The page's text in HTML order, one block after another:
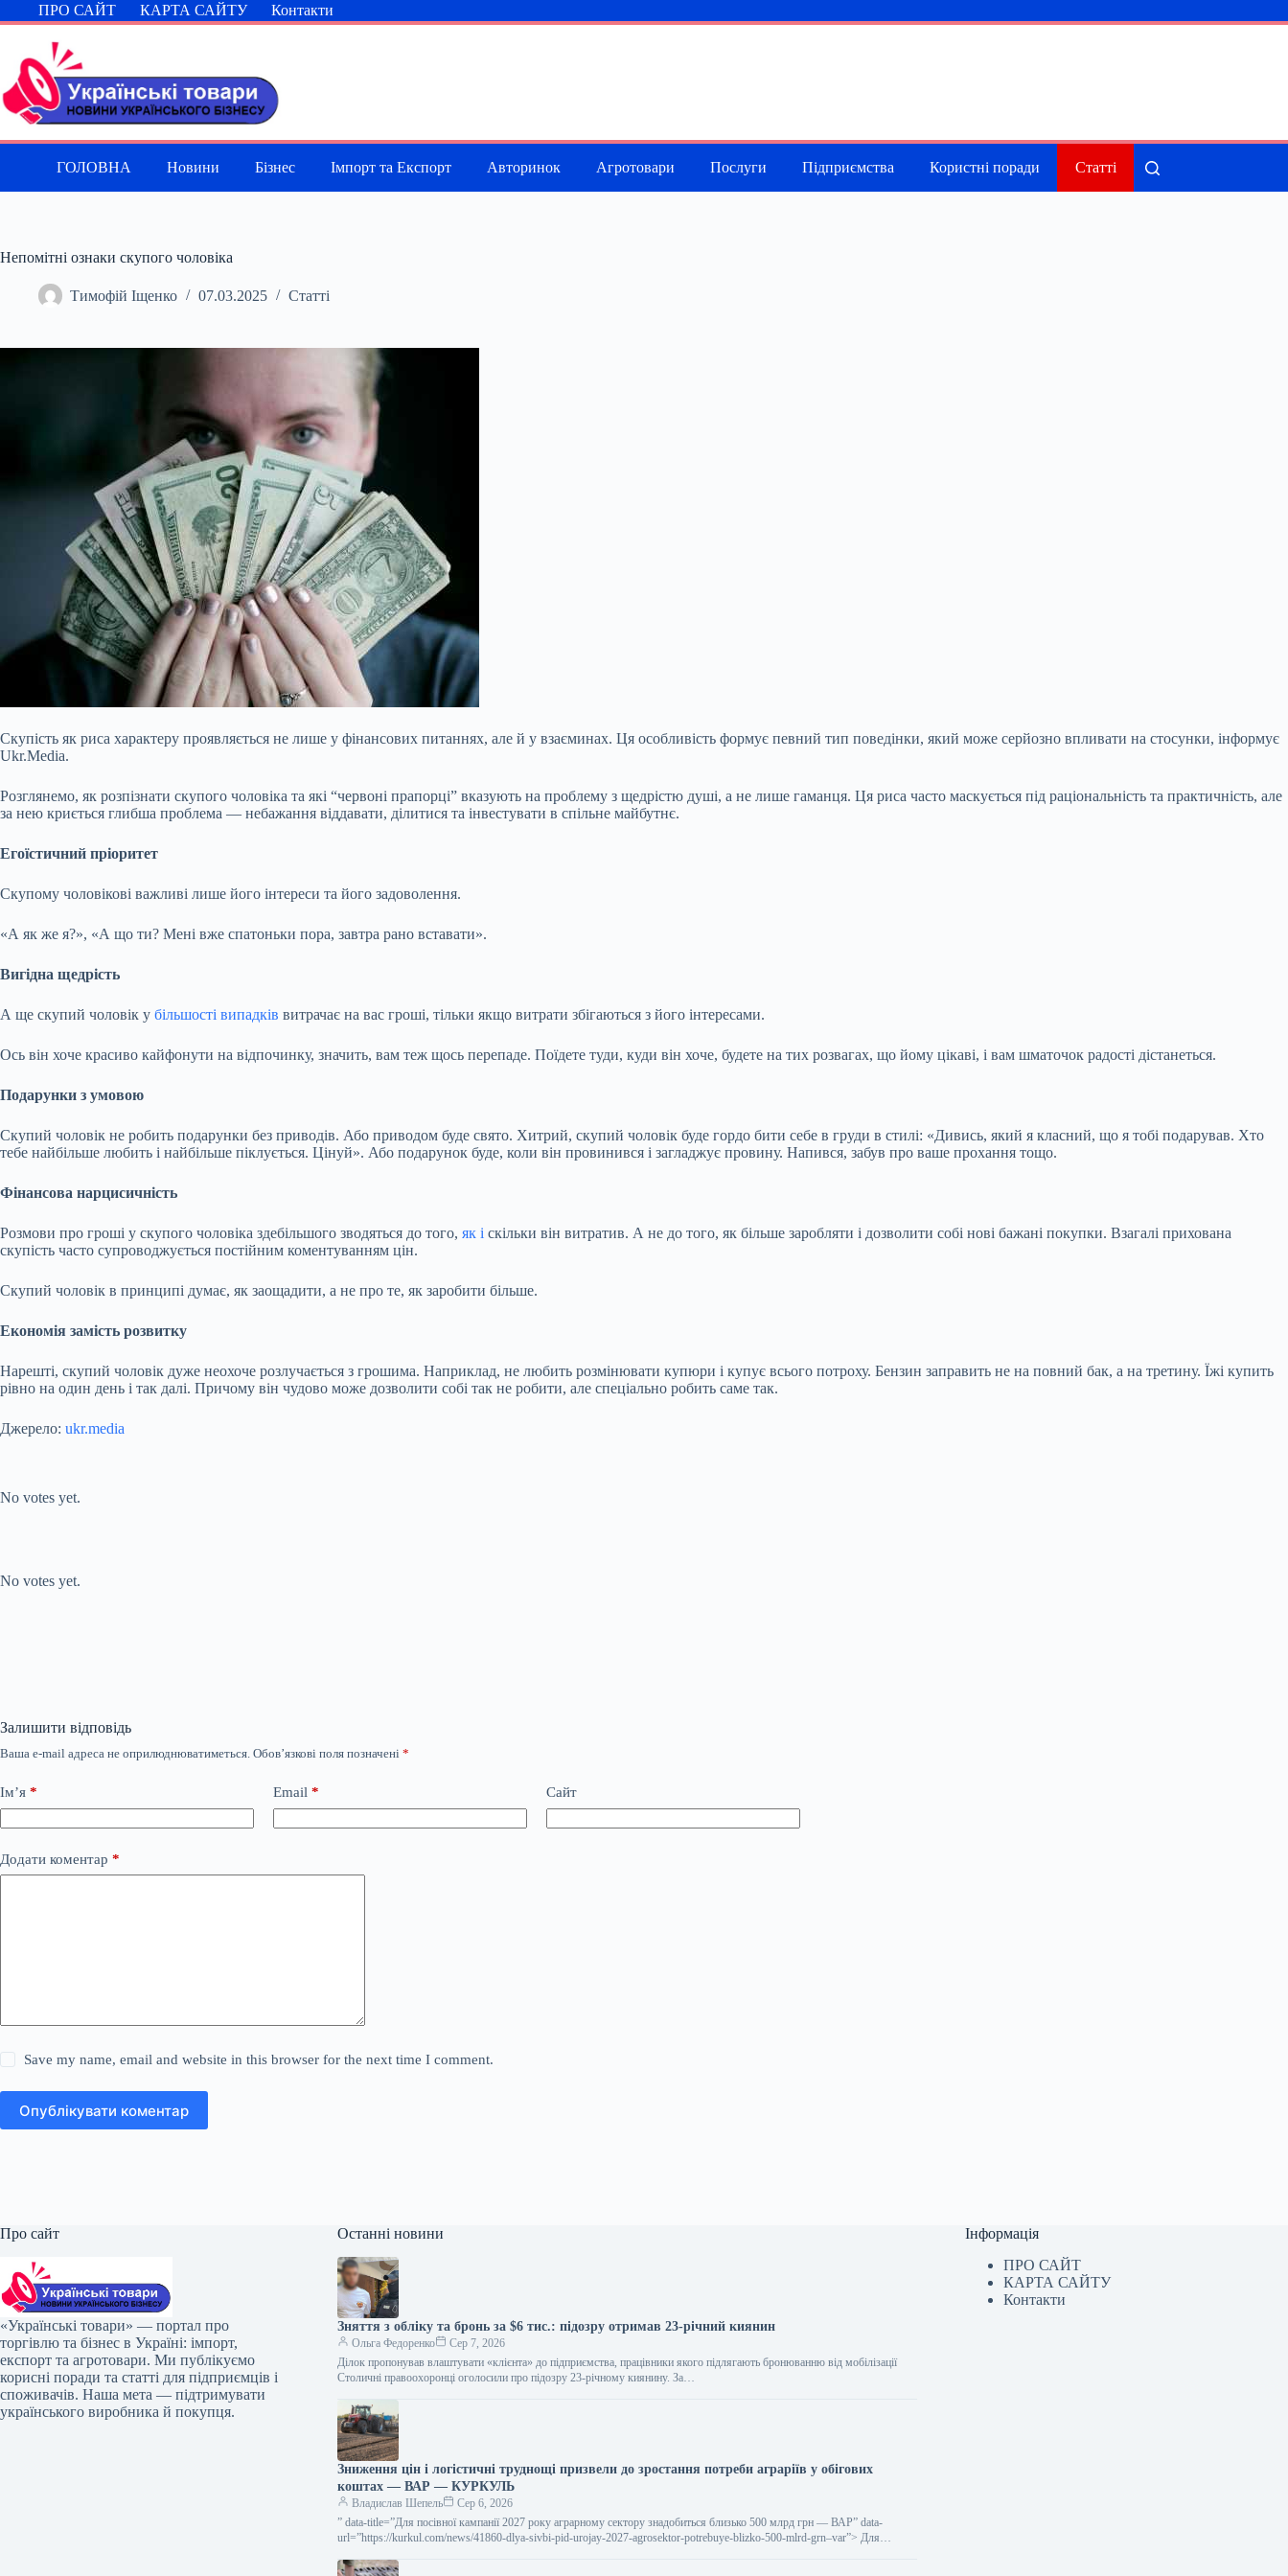
Перейти
до
ПРО САЙТ КАРТА САЙТУ Контакти
ГОЛОВНА Новини Бізнес Імпорт та Експорт Авторинок Агротовари Послуги Підприємства Користні поради Статті
Непомітні ознаки скупого чоловіка
Тимофій Іщенко 07.03.2025 Статті
Скупість як риса характеру проявляється не лише у фінансових питаннях, але й у взаєминах. Ця особливість формує певний тип поведінки, який може серйозно впливати на стосунки, інформує
Ukr.Media.
Розглянемо, як розпізнати скупого чоловіка та які “червоні прапорці” вказують на проблему з щедрістю душі, а не лише гаманця. Ця риса часто маскується під раціональність та практичність, але
за нею криється глибша проблема — небажання віддавати, ділитися та інвестувати в спільне майбутнє.
Егоїстичний пріоритет
Скупому чоловікові важливі лише його інтереси та його задоволення.
«А як же я?», «А що ти? Мені вже спатоньки пора, завтра рано вставати».
Вигідна щедрість
А ще скупий чоловік у більшості випадків витрачає на вас гроші, тільки якщо витрати збігаються з його інтересами.
Ось він хоче красиво кайфонути на відпочинку, значить, вам теж щось перепаде. Поїдете туди, куди він хоче, будете на тих розвагах, що йому цікаві, і вам шматочок радості дістанеться.
Подарунки з умовою
Скупий чоловік не робить подарунки без приводів. Або приводом буде свято. Хитрий, скупий чоловік буде гордо бити себе в груди в стилі: «Дивись, який я класний, що я тобі подарував. Хто
тебе найбільше любить і найбільше піклується. Цінуй». Або подарунок буде, коли він провинився і загладжує провину. Напився, забув про ваше прохання тощо.
Фінансова нарцисичність
Розмови про гроші у скупого чоловіка здебільшого зводяться до того, як і скільки він витратив. А не до того, як більше заробляти і дозволити собі нові бажані покупки. Взагалі прихована
скупість часто супроводжується постійним коментуванням цін.
Скупий чоловік в принципі думає, як заощадити, а не про те, як заробити більше.
Економія замість розвитку
Нарешті, скупий чоловік дуже неохоче розлучається з грошима. Наприклад, не любить розмінювати купюри і купує всього потроху. Бензин заправить не на повний бак, а на третину. Їжі купить
рівно на один день і так далі. Причому він чудово може дозволити собі так не робити, але спеціально робить саме так.
Джерело: ukr.media
No votes yet.
No votes yet.
Залишити відповідь
Ваша e-mail адреса не оприлюднюватиметься. Обов’язкові поля позначені *
Ім’я * Email * Сайт
Додати коментар *
Save my name, email and website in this browser for the next time I comment.
Опублікувати коментар
Про сайт
«Українські товари» — портал про
торгівлю та бізнес в Україні: імпорт,
експорт та агротовари. Ми публікуємо
корисні поради та статті для підприємців і
споживачів. Наша мета — підтримувати
українського виробника й покупця.
Останні новини
Зняття з обліку та бронь за $6 тис.: підозру отримав 23-річний киянин
Ольга Федоренко
Сер 7, 2026
Ділок пропонував влаштувати «клієнта» до підприємства, працівники якого підлягають бронюванню від мобілізації
Столичні правоохоронці оголосили про підозру 23-річному киянину. За…
Зниження цін і логістичні труднощі призвели до зростання потреби аграріїв у обігових
коштах — ВАР — КУРКУЛЬ
Владислав Шепель
Сер 6, 2026
” data-title=”Для посівної кампанії 2027 року аграрному сектору знадобиться близько 500 млрд грн — ВАР” data-
url=”https://kurkul.com/news/41860-dlya-sivbi-pid-urojay-2027-agrosektor-potrebuye-blizko-500-mlrd-grn–var”> Для
Інформація
ПРО САЙТ
КАРТА САЙТУ
Контакти